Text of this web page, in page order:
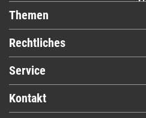
Themen
Rechtliches
Service
Kontakt